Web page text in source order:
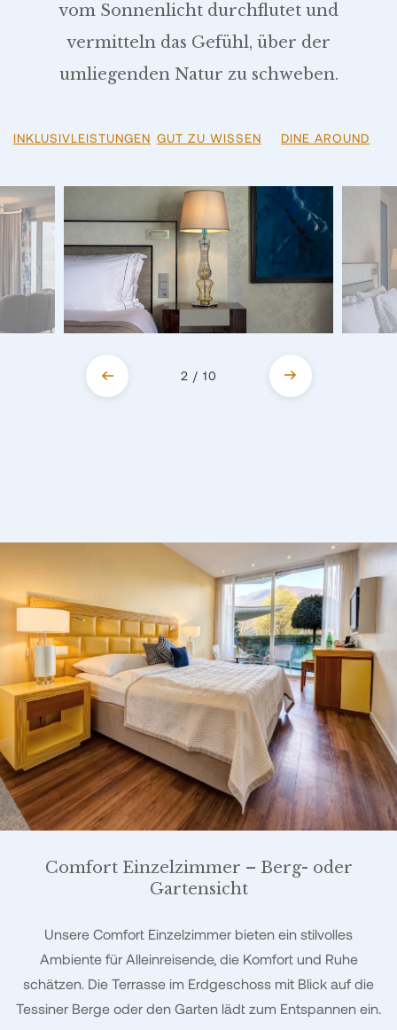
vom Sonnenlicht durchflutet und
vermitteln das Gefühl, über der
umliegenden Natur zu schweben.
INKLUSIVLEISTUNGEN GUT ZU WISSEN DINE AROUND
2 / 10
Comfort Einzelzimmer – Berg- oder
Gartensicht
Unsere Comfort Einzelzimmer bieten ein stilvolles
Ambiente für Alleinreisende, die Komfort und Ruhe
schätzen. Die Terrasse im Erdgeschoss mit Blick auf die
Tessiner Berge oder den Garten lädt zum Entspannen ein.